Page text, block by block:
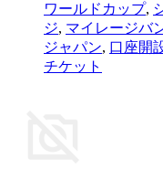
ワールドカップ,
ジ, マイレージバ
ジャパン, 口座開
チケット